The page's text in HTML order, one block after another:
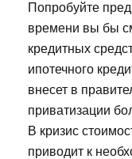
Попробуйте
времени вы бы
кредитных
ипотечного
внесет в
приватизации
В кризис
приводит к